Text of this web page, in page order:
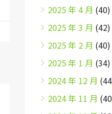
2025 年 4 月 (40)
2025 年 3 月 (42)
2025 年 2 月 (40)
2025 年 1 月 (34)
2024 年 12 月
2024 年 11 月